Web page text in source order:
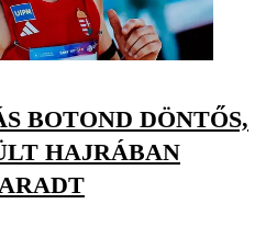
BOTOND DÖNTŐS,
HAJRÁBAN